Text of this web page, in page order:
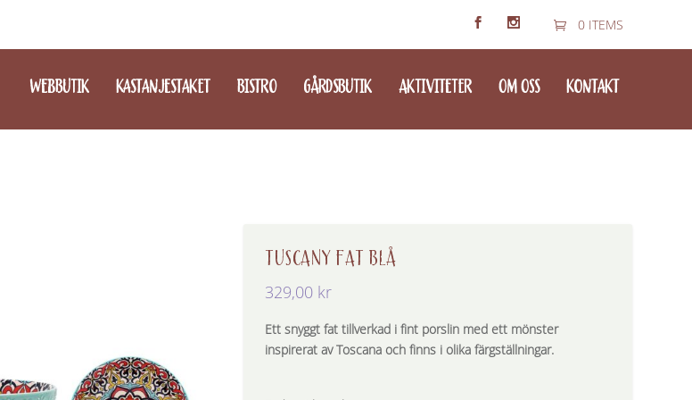
0 ITEMS
WEBBUTIK KASTANJESTAKET BISTRO GÅRDSBUTIK AKTIVITETER OM OSS KONTAKT
TUSCANY FAT BLÅ
329,00 kr
Ett snyggt fat tillverkad i fint porslin med ett mönster
inspirerat av Toscana och finns i olika färgställningar.